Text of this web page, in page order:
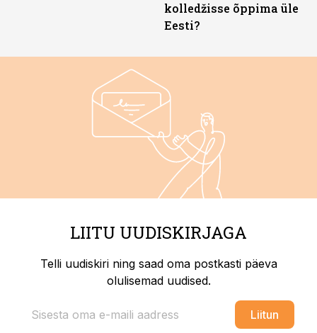
kolledžisse õppima üle
Eesti?
LIITU UUDISKIRJAGA
Telli uudiskiri ning saad oma postkasti päeva
olulisemad uudised.
Liitun